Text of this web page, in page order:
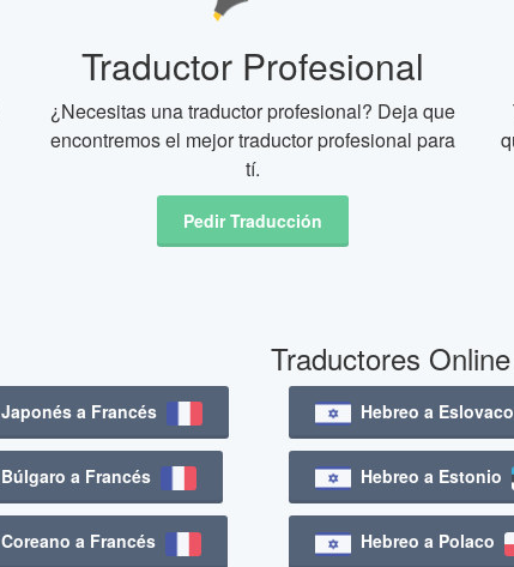
Traductor Profesional
¿Necesitas una traductor profesional? Deja que
encontremos el mejor traductor profesional para
tí.
Pedir Traducción
Japonés a Francés
Búlgaro a Francés
Coreano a Francés
Traductores
Hebreo a Eslovaco
Hebreo a Estonio
Hebreo a Polaco